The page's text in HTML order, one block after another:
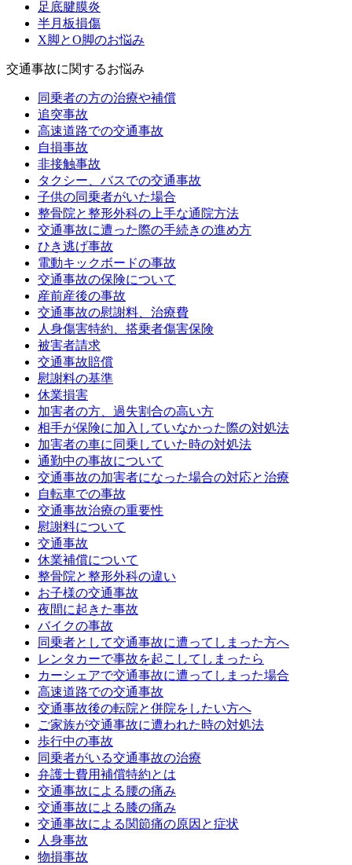
足底腱膜炎
半月板損傷
X脚とO脚のお悩み
交通事故に関するお悩み
同乗者の方の治療や補償
追突事故
高速道路での交通事故
自損事故
非接触事故
タクシー、バスでの交通事故
子供の同乗者がいた場合
整骨院と整形外科の上手な通院方法
交通事故に遭った際の手続きの進め方
ひき逃げ事故
電動キックボードの事故
交通事故の保険について
産前産後の事故
交通事故の慰謝料、治療費
人身傷害特約、搭乗者傷害保険
被害者請求
交通事故賠償
慰謝料の基準
休業損害
加害者の方、過失割合の高い方
相手が保険に加入していなかった際の対処法
加害者の車に同乗していた時の対処法
通勤中の事故について
交通事故の加害者になった場合の対応と治療
自転車での事故
交通事故治療の重要性
慰謝料について
交通事故
休業補償について
整骨院と整形外科の違い
お子様の交通事故
夜間に起きた事故
バイクの事故
同乗者として交通事故に遭ってしまった方へ
レンタカーで事故を起こしてしまったら
カーシェアで交通事故に遭ってしまった場合
高速道路での交通事故
交通事故後の転院と併院をしたい方へ
ご家族が交通事故に遭われた時の対処法
歩行中の事故
同乗者がいる交通事故の治療
弁護士費用補償特約とは
交通事故による腰の痛み
交通事故による膝の痛み
交通事故による関節痛の原因と症状
人身事故
物損事故